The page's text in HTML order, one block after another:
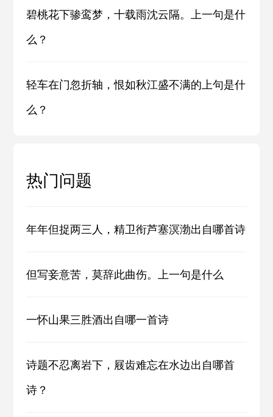
碧桃花下骖鸾梦，十载雨沈云隔。上一句是什
么？
轻车在门忽折轴，恨如秋江盛不满的上句是什
么？
热门问题
年年但捉两三人，精卫衔芦塞溟渤出自哪首诗
但写妾意苦，莫辞此曲伤。上一句是什么
一怀山果三胜酒出自哪一首诗
诗题不忍离岩下，屐齿难忘在水边出自哪首
诗？